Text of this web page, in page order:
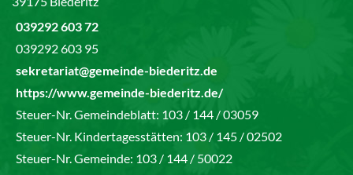
039292 603 72
039292 603 95
sekretariat@gemeinde-biederitz.de
https://www.gemeinde-biederitz.de/
Steuer-Nr. Gemeindeblatt: 103 / 144 / 03059
Steuer-Nr. Kindertagesstätten: 103 / 145 / 02502
Steuer-Nr. Gemeinde: 103 / 144 / 50022